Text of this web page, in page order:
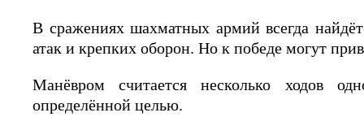
В сражениях шахматных армий всегда
атак и крепких оборон. Но к победе могут
Манёвром считается несколько ходов
определённой целью.